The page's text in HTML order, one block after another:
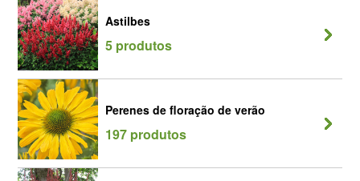
Astilbes
5 produtos
Perenes de floração de verão
197 produtos